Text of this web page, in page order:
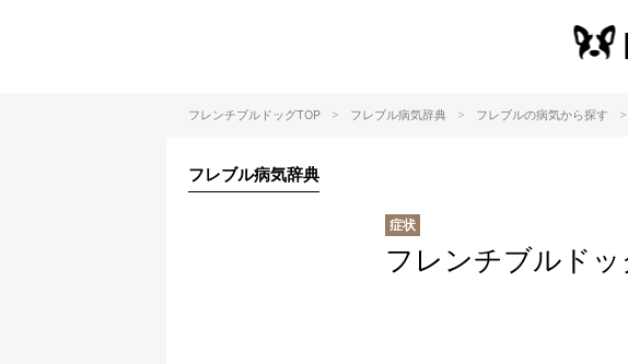
フレンチブルドッグTOP > フレブル病気辞典 > フレブルの病気から探す >
フレブル病気辞典
フレンチブルド